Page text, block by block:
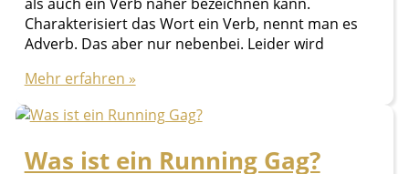
Charakterisiert das Wort ein Verb, nennt man es
Adverb. Das aber nur nebenbei. Leider wird
Synonyme
spannend
Mehr erfahren »
Was ist ein Running Gag?